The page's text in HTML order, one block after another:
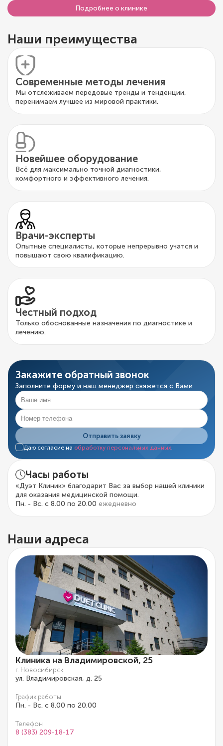
Подробнее о клинике
Наши преимущества
Современные методы лечения
Мы отслеживаем передовые тренды и тенденции,
перенимаем лучшее из мировой практики.
Новейшее оборудование
Всё для максимально точной диагностики,
комфортного и эффективного лечения.
Врачи-эксперты
Опытные специалисты, которые непрерывно учатся и
повышают свою квалификацию.
Честный подход
Только обоснованные назначения по диагностике и
лечению.
Закажите обратный звонок
Заполните форму и наш менеджер свяжется с Вами
Отправить заявку
Даю согласие на обработку персональных данных
Часы работы
«Дуэт Клиник» благодарит Вас за выбор нашей клиники
для оказания медицинской помощи.
Пн. - Вс. с 8.00 по 20.00 ежедневно
Наши адреса
Клиника на Владимировской, 25
г. Новосибирск
ул. Владимировская, д. 25
График работы
Пн. - Вс. с 8.00 по 20.00
Телефон
8 (383) 209-18-17